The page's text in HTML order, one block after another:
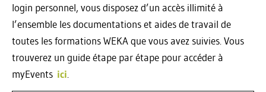
login personnel, vous disposez d’un accès illimité à
l’ensemble les documentations et aides de travail de
toutes les formations WEKA que vous avez suivies. Vous
trouverez un guide étape par étape pour accéder à
myEvents ici.